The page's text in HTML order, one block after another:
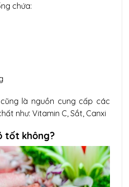
chứa:
là nguồn cung cấp các
như: Vitamin C, Sắt, Canxi
tốt không?